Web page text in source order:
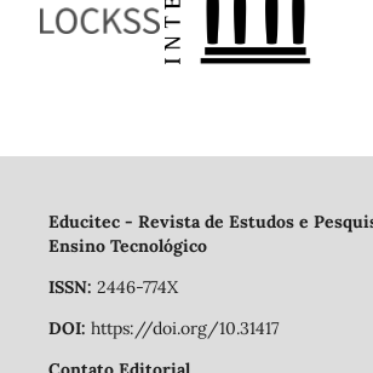
Educitec - Revista de Estudos e
Ensino Tecnológico
ISSN: 2446-774X
DOI: https://doi.org/10.31417